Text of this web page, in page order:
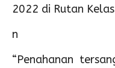
2022 di Rutan
n
“Penahanan